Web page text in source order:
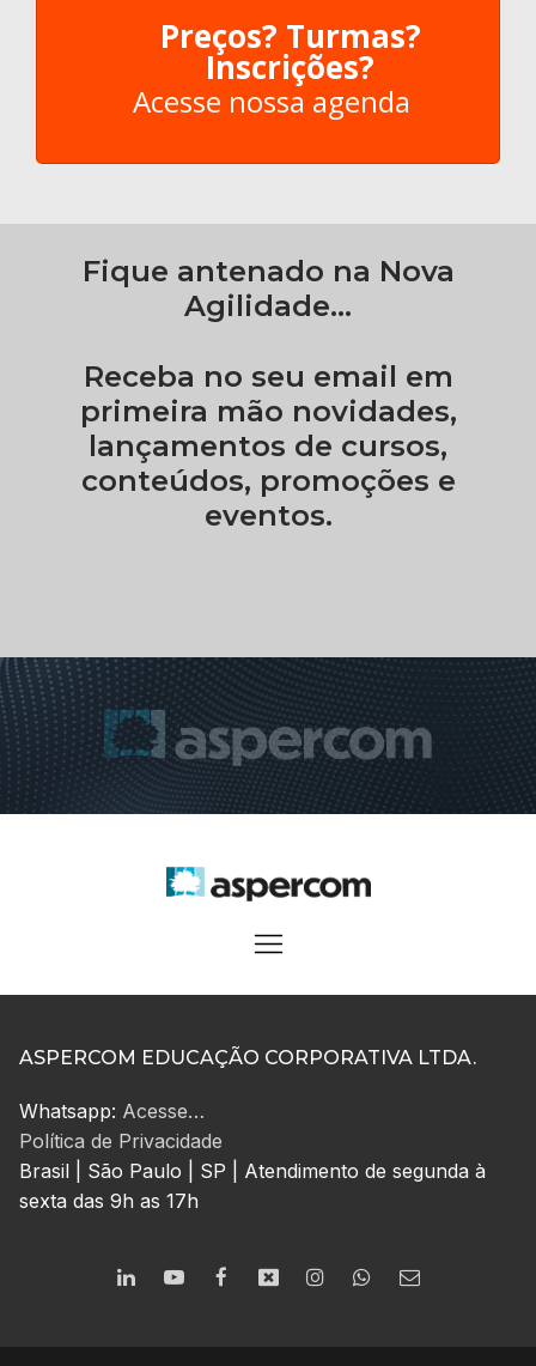
Preços? Turmas?
Inscrições?
Acesse nossa agenda
Fique antenado na Nova
Agilidade...
Receba no seu email em
primeira mão novidades,
lançamentos de cursos,
conteúdos, promoções e
eventos.
ASPERCOM EDUCAÇÃO CORPORATIVA LTDA.
Whatsapp: Acesse…
Política de Privacidade
Brasil | São Paulo | SP | Atendimento de segunda à
sexta das 9h as 17h